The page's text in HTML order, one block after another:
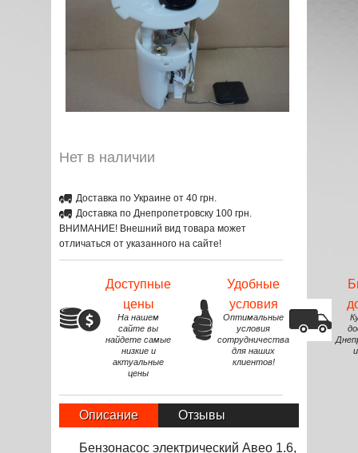
Нет в наличии
Доставка по Украине от 40 грн.
Доставка по Днепропетровску 100 грн.
ВНИМАНИЕ! Внешний вид товара может
отличаться от указанного на сайте!
Доступные
цены
На нашем
сайте вы
найдете самые
низкие и
актуальные
цены
Удобные
условия
Оптимальные
условия
сотрудничества
для наших
клиентов!
Описание Отзывы
Бензонасос электрический Авео 1.6,